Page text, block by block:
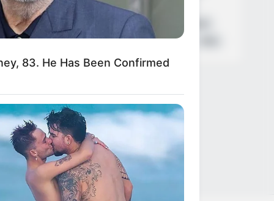
Κυριάκος Μητσοτάκης
Δολοφονία
Παναθηναϊκός
Αστυνομία
Βόλος Θέματα
83. He Has Been Confirmed